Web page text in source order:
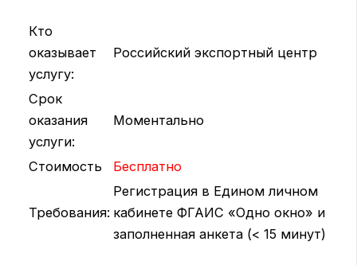
Кто
оказывает
услугу:
Российский экспортный центр
Срок
оказания
услуги:
Моментально
Стоимость Бесплатно
Требования:
Регистрация в Едином личном
кабинете ФГАИС «Одно окно» и
заполненная анкета (< 15 минут)